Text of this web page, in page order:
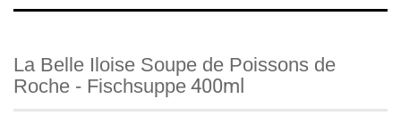
La Belle Iloise Soupe de Poissons de
Roche - Fischsuppe 400ml